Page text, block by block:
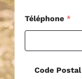
Téléphone *
Code Postal